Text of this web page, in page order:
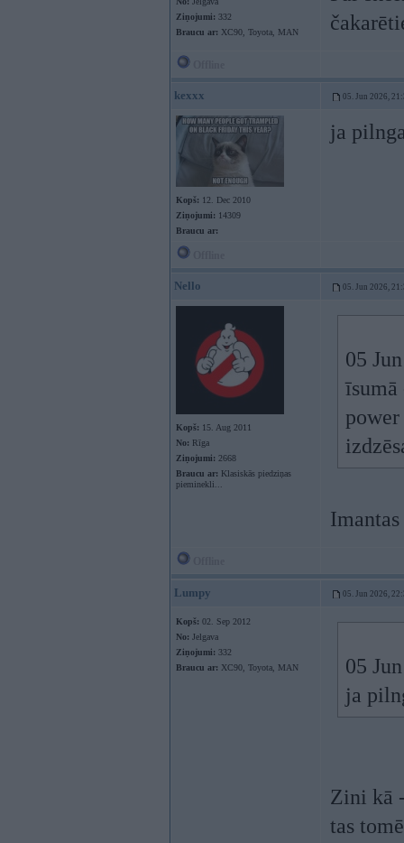
Ziņojumi: 332
Braucu ar: XC90, Toyota, MAN
kexxx 05. Jun 2026,
Kopš: 12. Dec 2010
Ziņojumi: 14309
Braucu ar:
ja
Nello 05. Jun 2026,
Kopš: 15. Aug 2011
No: Rīga
Ziņojumi: 2668
Braucu ar: Klasiskās piedziņas
pieminekli...
05
īsumā
Lumpy 05. Jun 2026,
Kopš: 02. Sep 2012
No: Jelgava
Ziņojumi: 332
Braucu ar: XC90, Toyota, MAN
05
ja
Zini kā
tas